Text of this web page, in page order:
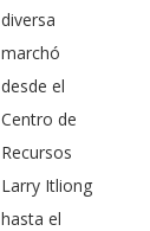
diversa
marchó
desde el
Centro de
Recursos
Larry Itliong
hasta el